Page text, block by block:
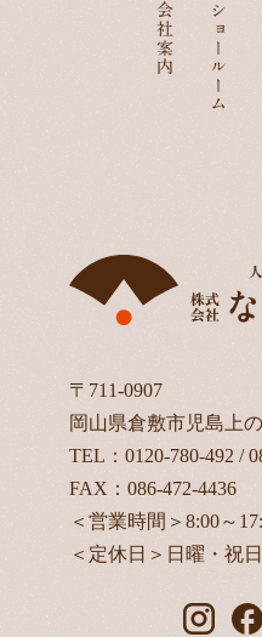
ショールーム
会社案内
〒711-0907
岡山県倉敷市児島上
TEL： 0120-780-492 /
FAX：086-472-4436
＜営業時間＞8:00～
＜定休日＞日曜・祝